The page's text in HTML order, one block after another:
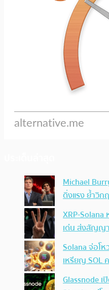
Michael
ดิ่งแรง ย้ำวิก
XRP-Solana
เด่น ส่งสัญญ
Solana จ่อโ
เหรียญ SOL
Glassnode